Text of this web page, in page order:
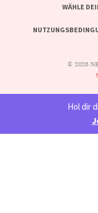
WÄHLE
© 2026
Hol dir